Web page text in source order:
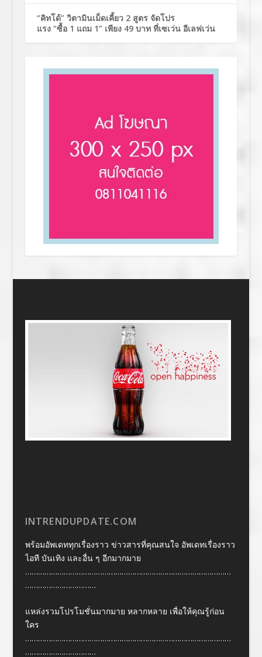
“คิทโด้” วิตามินเม็ดเคี้ยว 2 สูตร จัดโปร
แรง “ซื้อ 1 แถม 1” เพียง 49 บาท ที่เซเว่น อีเลฟเว่น
INTRENDUPDATE.COM
พร้อมอัพเดททุกเรื่องราว ข่าวสารที่คุณสนใจ อัพเดทเรื่องราว
ไอที บันเทิง และอื่น ๆ อีกมากมาย
……………………………………………………………………………………
……………………………
แหล่งรวมโปรโมชั่นมากมาย หลากหลาย เพื่อให้คุณรู้ก่อน
ใคร
……………………………………………………………………………………
……………………………